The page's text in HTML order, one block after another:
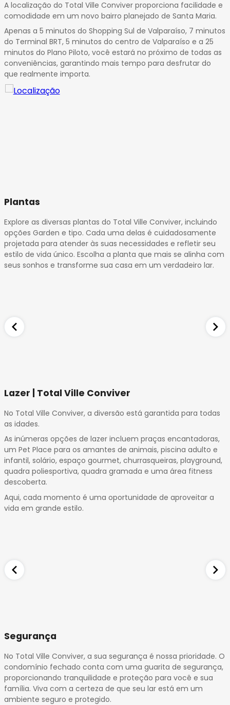
A localização do Total Ville Conviver proporciona facilidade e
comodidade em um novo bairro planejado de Santa Maria.
Apenas a 5 minutos do Shopping Sul de Valparaíso, 7 minutos
do Terminal BRT, 5 minutos do centro de Valparaíso e a 25
minutos do Plano Piloto, você estará no próximo de todas as
conveniências, garantindo mais tempo para desfrutar do
que realmente importa.
Plantas
Explore as diversas plantas do Total Ville Conviver, incluindo
opções Garden e tipo. Cada uma delas é cuidadosamente
projetada para atender às suas necessidades e refletir seu
estilo de vida único. Escolha a planta que mais se alinha com
seus sonhos e transforme sua casa em um verdadeiro lar.
Lazer | Total Ville Conviver
No Total Ville Conviver, a diversão está garantida para todas
as idades.
As inúmeras opções de lazer incluem praças encantadoras,
um Pet Place para os amantes de animais, piscina adulto e
infantil, solário, espaço gourmet, churrasqueiras, playground,
quadra poliesportiva, quadra gramada e uma área fitness
descoberta.
Aqui, cada momento é uma oportunidade de aproveitar a
vida em grande estilo.
Segurança
No Total Ville Conviver, a sua segurança é nossa prioridade. O
condomínio fechado conta com uma guarita de segurança,
proporcionando tranquilidade e proteção para você e sua
família. Viva com a certeza de que seu lar está em um
ambiente seguro e protegido.